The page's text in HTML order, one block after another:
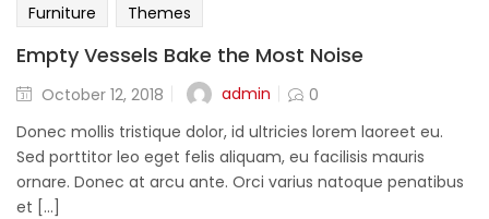
Furniture Themes
Empty Vessels Bake the Most Noise
October 12, 2018 admin
0
Donec mollis tristique dolor, id ultricies lorem laoreet eu.
Sed porttitor leo eget felis aliquam, eu facilisis mauris
ornare. Donec at arcu ante. Orci varius natoque penatibus
et [...]